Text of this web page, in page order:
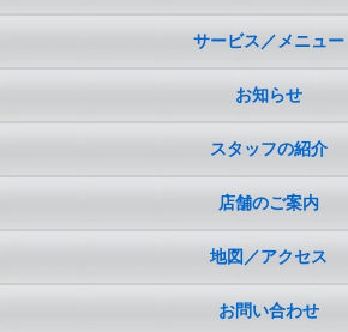
サービス／メニュー
お知らせ
スタッフの紹介
店舗のご案内
地図／アクセス
お問い合わせ